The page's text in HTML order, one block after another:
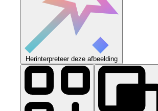
Herinterpreteer deze afbeelding